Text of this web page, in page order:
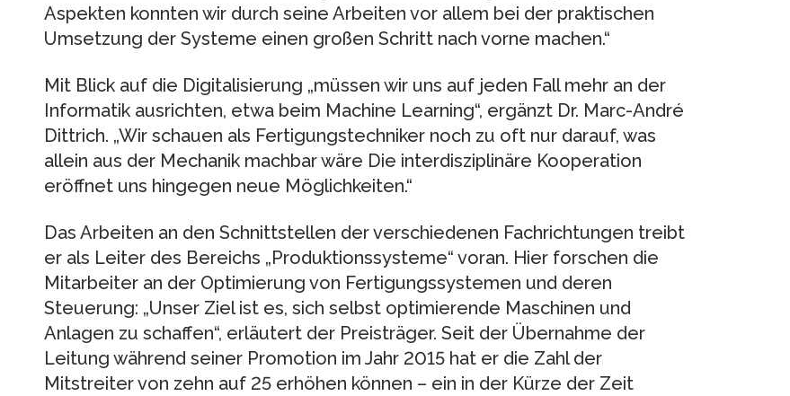
Aspekten konnten wir durch seine Arbeiten vor allem bei der praktischen
Umsetzung der Systeme einen großen Schritt nach vorne machen.“
Mit Blick auf die Digitalisierung „müssen wir uns auf jeden Fall mehr an der
Informatik ausrichten, etwa beim Machine Learning“, ergänzt Dr. Marc-André
Dittrich. „Wir schauen als Fertigungstechniker noch zu oft nur darauf, was
allein aus der Mechanik machbar wäre Die interdisziplinäre Kooperation
eröffnet uns hingegen neue Möglichkeiten.“
Das Arbeiten an den Schnittstellen der verschiedenen Fachrichtungen treibt
er als Leiter des Bereichs „Produktionssysteme“ voran. Hier forschen die
Mitarbeiter an der Optimierung von Fertigungssystemen und deren
Steuerung: „Unser Ziel ist es, sich selbst optimierende Maschinen und
Anlagen zu schaffen“, erläutert der Preisträger. Seit der Übernahme der
Leitung während seiner Promotion im Jahr 2015 hat er die Zahl der
Mitstreiter von zehn auf 25 erhöhen können – ein in der Kürze der Zeit